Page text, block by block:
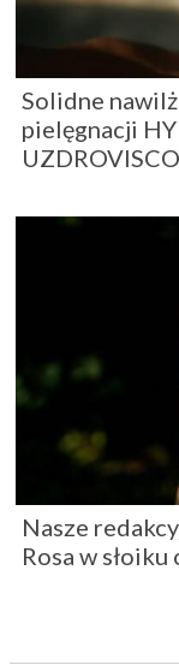
Solidne
pielęgnacji
UZDROVISCO
Nasze
Rosa w